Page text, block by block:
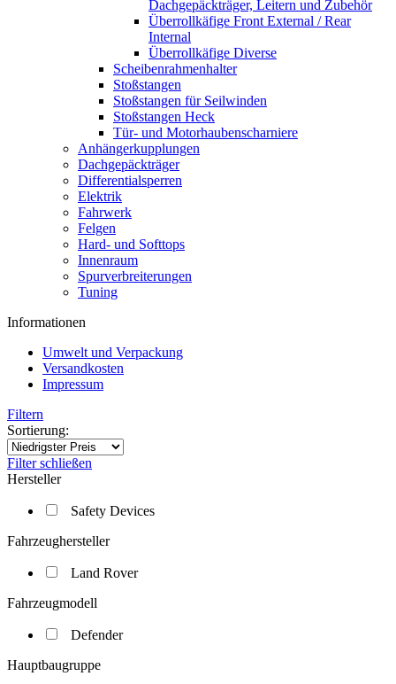
Dachgepäckträger, Leitern und Zubehör
Überrollkäfige Front External / Rear
Internal
Überrollkäfige Diverse
Scheibenrahmenhalter
Stoßstangen
Stoßstangen für Seilwinden
Stoßstangen Heck
Tür- und Motorhaubenscharniere
Anhängerkupplungen
Dachgepäckträger
Differentialsperren
Elektrik
Fahrwerk
Felgen
Hard- und Softtops
Innenraum
Spurverbreiterungen
Tuning
Informationen
Umwelt und Verpackung
Versandkosten
Impressum
Filtern
Sortierung:
Filter schließen
Hersteller
Safety Devices
Fahrzeughersteller
Land Rover
Fahrzeugmodell
Defender
Hauptbaugruppe